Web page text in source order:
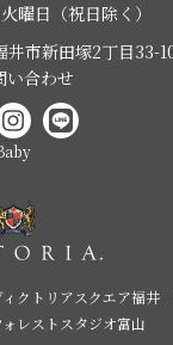
曜日（祝日除く）
井市新田塚2丁目33-
い合わせ
ィクトリアスクエア福井
レストスタジオ富山